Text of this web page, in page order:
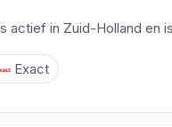
actief in Zuid-Holland en
Exact